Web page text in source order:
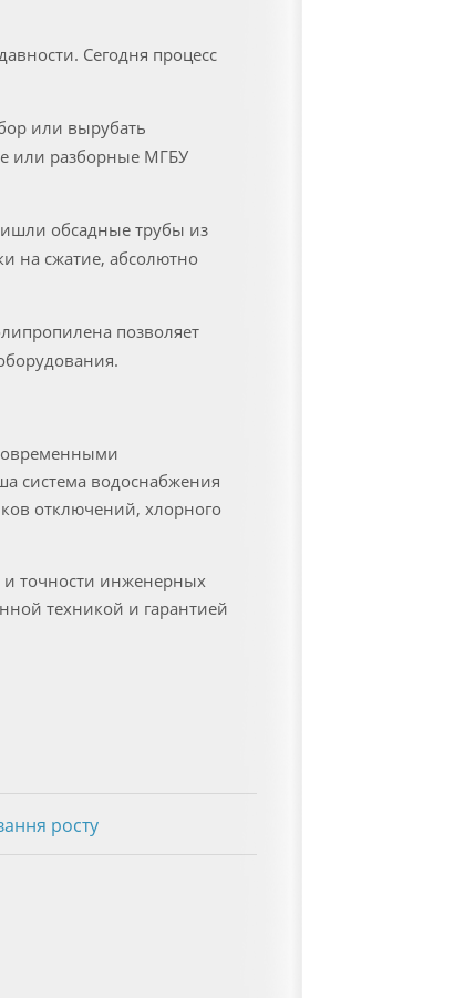
Сегодня процесс
или вырубать
или разборные МГБУ
обсадные трубы из
на сжатие, абсолютно
позволяет
система водоснабжения
отключений, хлорного
и точности инженерных
техникой и гарантией
росту